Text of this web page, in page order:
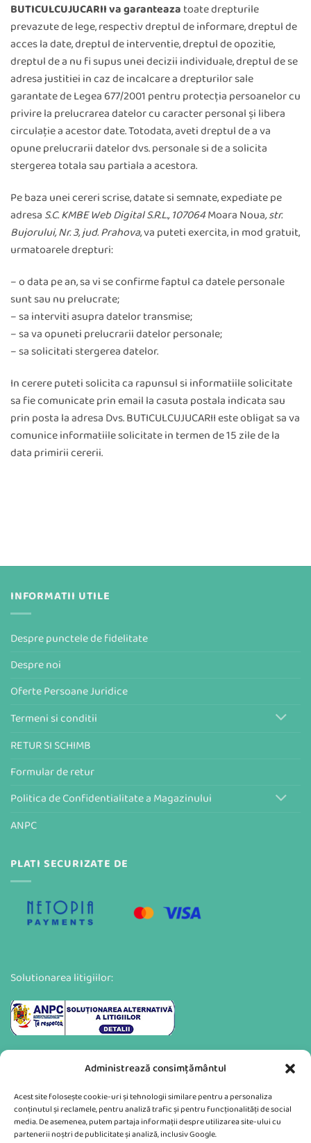
Administrează consimțământul
Acest site folosește cookie-uri și tehnologii similare pentru a personaliza
conținutul și reclamele, pentru analiză trafic și pentru funcționalități de social
media. De asemenea, putem partaja informații despre utilizarea site-ului cu
partenerii noștri de publicitate și analiză, inclusiv Google.
BUTICULCUJUCARIIva garanteaza toate drepturile
prevazute de lege, respectiv dreptul de informare, dreptul de
acces la date, dreptul de interventie, dreptul de opozitie,
dreptul de a nu fi supus unei decizii individuale, dreptul de se
adresa justitiei in caz de incalcare a drepturilor sale
garantate de Legea 677/2001 pentru protecţia persoanelor cu
privire la prelucrarea datelor cu caracter personal şi libera
circulaţie a acestor date. Totodata, aveti dreptul de a va
opune prelucrarii datelor dvs. personale si de a solicita
stergerea totala sau partiala a acestora.
Pe baza unei cereri scrise, datate si semnate, expediate pe
adresa S.C.KMBE Web DigitalS.R.L.,107064Moara Noua, str.
Bujorului, Nr. 3, jud.Prahova, va puteti exercita, in mod gratuit,
urmatoarele drepturi:
– o data pe an, sa vi se confirme faptul ca datele personale
sunt sau nu prelucrate;
– sa interviti asupra datelor transmise;
– sa va opuneti prelucrarii datelor personale;
– sa solicitati stergerea datelor.
In cerere puteti solicita ca rapunsul si informatiile solicitate
sa fie comunicate prin email la casuta postala indicata sau
prin posta la adresa Dvs. BUTICULCUJUCARII este obligat sa va
comunice informatiile solicitate in termen de 15 zile de la
data primirii cererii.
INFORMATII UTILE
Despre punctele de fidelitate
Despre noi
Oferte Persoane Juridice
Termeni si conditii
RETUR SI SCHIMB
Formular de retur
Politica de Confidentialitate a Magazinului
ANPC
PLATI SECURIZATE DE
Solutionarea litigiilor:
Va putem sprijini si prin: